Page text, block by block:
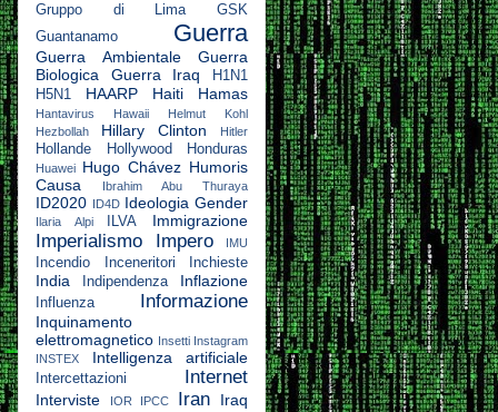
Gruppo di Lima
GSK
Guantanamo
Guerra
Guerra Ambientale
Guerra
Biologica
Guerra Iraq
H1N1
H5N1
HAARP Haiti Hamas
Hantavirus Hawaii
Helmut Kohl
Hezbollah
Hillary Clinton Hitler
Hollande Hollywood Honduras
Huawei Hugo Chávez Humoris
Causa
Ibrahim Abu Thuraya
ID2020 ID4D Ideologia Gender
Ilaria Alpi ILVA Immigrazione
Imperialismo Impero IMU
Incendio Inceneritori Inchieste
India Indipendenza Inflazione
Influenza Informazione
Inquinamento
elettromagnetico Insetti Instagram
INSTEX
Intelligenza artificiale
Intercettazioni Internet
Interviste IOR IPCC Iran Iraq